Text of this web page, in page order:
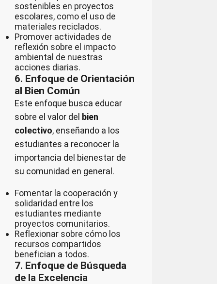
sostenibles en proyectos
escolares, como el uso de
materiales reciclados.
Promover actividades de
reflexión sobre el impacto
ambiental de nuestras
acciones diarias.
6. Enfoque de Orientación
al Bien Común
Este enfoque busca educar
sobre el valor del bien
colectivo, enseñando a los
estudiantes a reconocer la
importancia del bienestar de
su comunidad en general.
Fomentar la cooperación y
solidaridad entre los
estudiantes mediante
proyectos comunitarios.
Reflexionar sobre cómo los
recursos compartidos
benefician a todos.
7. Enfoque de Búsqueda
de la Excelencia